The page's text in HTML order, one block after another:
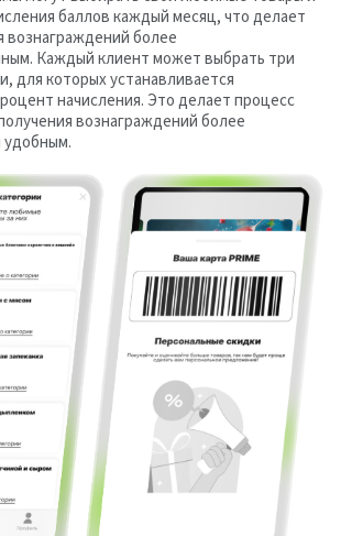
баллов каждый месяц, что делает
вознаграждений более
Каждый клиент может выбрать три
для которых устанавливается
начисления. Это делает процесс
вознаграждений более